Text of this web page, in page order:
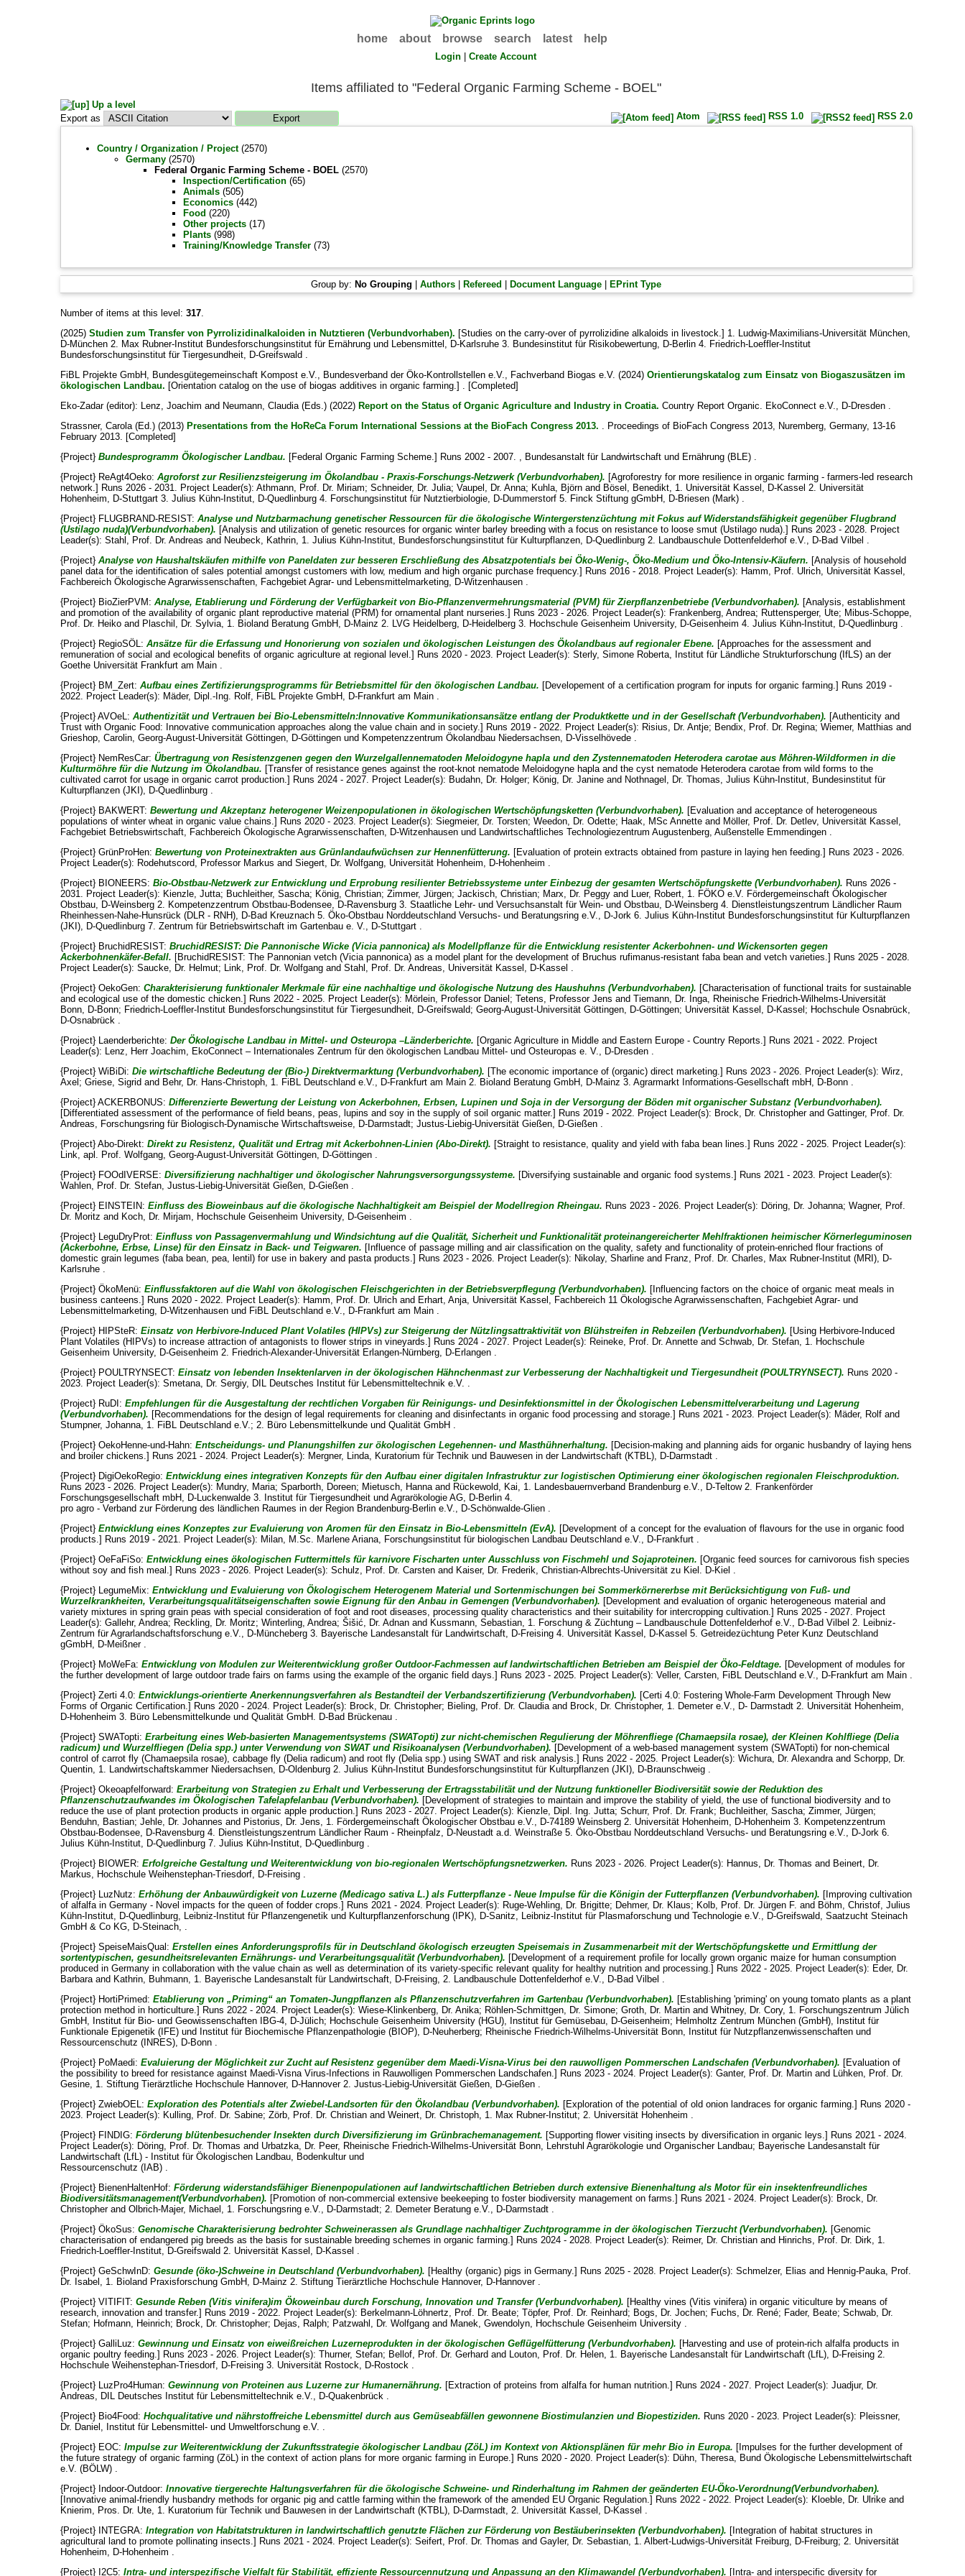
home about browse search latest help
Login |Create Account
Items affiliated to "Federal Organic Farming Scheme - BOEL"
Up a level
Export as
Atom RSS 1.0 RSS 2.0
Country / Organization / Project(2570)
Germany(2570)
Federal Organic Farming Scheme - BOEL(2570)
Inspection/Certification(65)
Animals(505)
Economics(442)
Food (220)
Other projects(17)
Plants(998)
Training/Knowledge Transfer(73)
Group by: No Grouping |Authors Refereed Document Language EPrint Type
Number of items at this level: 317.
(2025) Studien zum Transfer von Pyrrolizidinalkaloiden in Nutztieren (Verbundvorhaben). [Studies on the carry-over of pyrrolizidine alkaloids in livestock.] 1. Ludwig-Maximilians-Universität München,
D-München 2. Max Rubner-Institut Bundesforschungsinstitut für Ernährung und Lebensmittel, D-Karlsruhe 3. Bundesinstitut für Risikobewertung, D-Berlin 4. Friedrich-Loeffler-Institut
Bundesforschungsinstitut für Tiergesundheit, D-Greifswald .
FiBL Projekte GmbH, Bundesgütegemeinschaft Kompost e.V., Bundesverband der Öko-Kontrollstellen e.V., Fachverband Biogas e.V. (2024) Orientierungskatalog zum Einsatz von Biogaszusätzen im
ökologischen Landbau. [Orientation catalog on the use of biogas additives in organic farming.] . [Completed]
Eko-Zadar (editor): Lenz, Joachim and Neumann, Claudia(Eds.) (2022) Report on the Status of Organic Agriculture and Industry in Croatia. Country Report Organic. EkoConnect e.V., D-Dresden .
Strassner, Carola(Ed.) (2013) Presentations from the HoReCa Forum International Sessions at the BioFach Congress 2013. . Proceedings of BioFach Congress 2013, Nuremberg, Germany, 13-16
February 2013. [Completed]
{Project} Bundesprogramm Ökologischer Landbau. [Federal Organic Farming Scheme.] Runs 2002 - 2007. , Bundesanstalt für Landwirtschaft und Ernährung (BLE) .
{Project} ReAgt4Oeko: Agroforst zur Resilienzsteigerung im Ökolandbau - Praxis-Forschungs-Netzwerk (Verbundvorhaben). [Agroforestry for more resilience in organic farming - farmers-led research
network.] Runs 2026 - 2031. Project Leader(s): Athmann, Prof. Dr. Miriam; Schneider, Dr. Julia; Vaupel, Dr. Anna; Kuhla, Björnand Bösel, Benedikt, 1. Universität Kassel, D-Kassel 2. Universität
Hohenheim, D-Stuttgart 3. Julius Kühn-Institut, D-Quedlinburg 4. Forschungsinstitut für Nutztierbiologie, D-Dummerstorf 5. Finck Stiftung gGmbH, D-Briesen (Mark) .
{Project} FLUGBRAND-RESIST: Analyse und Nutzbarmachung genetischer Ressourcen für die ökologische Wintergerstenzüchtung mit Fokus auf Widerstandsfähigkeit gegenüber Flugbrand
(Ustilago nuda)(Verbundvorhaben). [Analysis and utilization of genetic resources for organic winter barley breeding with a focus on resistance to loose smut (Ustilago nuda).] Runs 2023 - 2028. Project
Leader(s): Stahl, Prof. Dr. Andreas and Neubeck, Kathrin, 1. Julius Kühn-Institut, Bundesforschungsinstitut für Kulturpflanzen, D-Quedlinburg 2. Landbauschule Dottenfelderhof e.V., D-Bad Vilbel .
{Project} Analyse von Haushaltskäufen mithilfe von Paneldaten zur besseren Erschließung des Absatzpotentials bei Öko-Wenig-, Öko-Medium und Öko-Intensiv-Käufern. [Analysis of household
panel data for the identification of sales potential amongst customers with low, medium and high organic purchase frequency.] Runs 2016 - 2018. Project Leader(s): Hamm, Prof. Ulrich, Universität Kassel,
Fachbereich Ökologische Agrarwissenschaften, Fachgebiet Agrar- und Lebensmittelmarketing, D-Witzenhausen .
{Project} BioZierPVM: Analyse, Etablierung und Förderung der Verfügbarkeit von Bio-Pflanzenvermehrungsmaterial (PVM) für Zierpflanzenbetriebe (Verbundvorhaben). [Analysis, establishment
and promotion of the availability of organic plant reproductive material (PRM) for ornamental plant nurseries.] Runs 2023 - 2026. Project Leader(s): Frankenberg, Andrea; Ruttensperger, Ute; Mibus-Schoppe,
Prof. Dr. Heikoand Plaschil, Dr. Sylvia, 1. Bioland Beratung GmbH, D-Mainz 2. LVG Heidelberg, D-Heidelberg 3. Hochschule Geisenheim University, D-Geisenheim 4. Julius Kühn-Institut, D-Quedlinburg .
{Project} RegioSÖL: Ansätze für die Erfassung und Honorierung von sozialen und ökologischen Leistungen des Ökolandbaus auf regionaler Ebene. [Approaches for the assessment and
remuneration of social and ecological benefits of organic agriculture at regional level.] Runs 2020 - 2023. Project Leader(s): Sterly, Simone Roberta, Institut für Ländliche Strukturforschung (IfLS) an der
Goethe Universität Frankfurt am Main .
{Project} BM_Zert: Aufbau eines Zertifizierungsprogramms für Betriebsmittel für den ökologischen Landbau. [Developement of a certification program for inputs for organic farming.] Runs 2019 -
2022. Project Leader(s): Mäder, Dipl.-Ing. Rolf, FiBL Projekte GmbH, D-Frankfurt am Main .
{Project} AVOeL: Authentizität und Vertrauen bei Bio-Lebensmitteln:Innovative Kommunikationsansätze entlang der Produktkette und in der Gesellschaft (Verbundvorhaben). [Authenticity and
Trust with Organic Food: Innovative communication approaches along the value chain and in society.] Runs 2019 - 2022. Project Leader(s): Risius, Dr. Antje; Bendix, Prof. Dr. Regina; Wiemer, Matthias and
Grieshop, Carolin, Georg-August-Universität Göttingen, D-Göttingen und Kompetenzzentrum Ökolandbau Niedersachsen, D-Visselhövede .
{Project} NemResCar: Übertragung von Resistenzgenen gegen den Wurzelgallennematoden Meloidogyne hapla und den Zystennematoden Heterodera carotae aus Möhren-Wildformen in die
Kulturmöhre für die Nutzung im Ökolandbau. [Transfer of resistance genes against the root-knot nematode Meloidogyne hapla and the cyst nematode Heterodera carotae from wild forms to the
cultivated carrot for usage in organic carrot production.] Runs 2024 - 2027. Project Leader(s): Budahn, Dr. Holger; König, Dr. Janineand Nothnagel, Dr. Thomas, Julius Kühn-Institut, Bundesinstitut für
Kulturpflanzen (JKI), D-Quedlinburg .
{Project} BAKWERT: Bewertung und Akzeptanz heterogener Weizenpopulationen in ökologischen Wertschöpfungsketten (Verbundvorhaben). [Evaluation and acceptance of heterogeneous
populations of winter wheat in organic value chains.] Runs 2020 - 2023. Project Leader(s): Siegmeier, Dr. Torsten; Weedon, Dr. Odette; Haak, MSc Annetteand Möller, Prof. Dr. Detlev, Universität Kassel,
Fachgebiet Betriebswirtschaft, Fachbereich Ökologische Agrarwissenschaften, D-Witzenhausen und Landwirtschaftliches Technologiezentrum Augustenberg, Außenstelle Emmendingen .
{Project} GrünProHen: Bewertung von Proteinextrakten aus Grünlandaufwüchsen zur Hennenfütterung. [Evaluation of protein extracts obtained from pasture in laying hen feeding.] Runs 2023 - 2026.
Project Leader(s): Rodehutscord, Professor Markus and Siegert, Dr. Wolfgang, Universität Hohenheim, D-Hohenheim .
{Project} BIONEERS: Bio-Obstbau-Netzwerk zur Entwicklung und Erprobung resilienter Betriebssysteme unter Einbezug der gesamten Wertschöpfungskette (Verbundvorhaben). Runs 2026 -
2031. Project Leader(s): Kienzle, Jutta; Buchleither, Sascha; König, Christian; Zimmer, Jürgen; Jackisch, Christian; Marx, Dr. Peggyand Luer, Robert, 1. FÖKO e.V. Fördergemeinschaft Ökologischer
Obstbau, D-Weinsberg 2. Kompetenzzentrum Obstbau-Bodensee, D-Ravensburg 3. Staatliche Lehr- und Versuchsanstalt für Wein- und Obstbau, D-Weinsberg 4. Dienstleistungszentrum Ländlicher Raum
Rheinhessen-Nahe-Hunsrück (DLR - RNH), D-Bad Kreuznach 5. Öko-Obstbau Norddeutschland Versuchs- und Beratungsring e.V., D-Jork 6. Julius Kühn-Institut Bundesforschungsinstitut für Kulturpflanzen
(JKI), D-Quedlinburg 7. Zentrum für Betriebswirtschaft im Gartenbau e. V., D-Stuttgart .
{Project} BruchidRESIST: BruchidRESIST: Die Pannonische Wicke (Vicia pannonica) als Modellpflanze für die Entwicklung resistenter Ackerbohnen- und Wickensorten gegen
Ackerbohnenkäfer-Befall. [BruchidRESIST: The Pannonian vetch (Vicia pannonica) as a model plant for the development of Bruchus rufimanus-resistant faba bean and vetch varieties.] Runs 2025 - 2028.
Project Leader(s): Saucke, Dr. Helmut; Link, Prof. Dr. Wolfgangand Stahl, Prof. Dr. Andreas, Universität Kassel, D-Kassel .
{Project} OekoGen: Charakterisierung funktionaler Merkmale für eine nachhaltige und ökologische Nutzung des Haushuhns (Verbundvorhaben). [Characterisation of functional traits for sustainable
and ecological use of the domestic chicken.] Runs 2022 - 2025. Project Leader(s): Mörlein, Professor Daniel ; Tetens, Professor Jens and Tiemann, Dr. Inga, Rheinische Friedrich-Wilhelms-Universität
Bonn, D-Bonn; Friedrich-Loeffler-Institut Bundesforschungsinstitut für Tiergesundheit, D-Greifswald; Georg-August-Universität Göttingen, D-Göttingen; Universität Kassel, D-Kassel; Hochschule Osnabrück,
D-Osnabrück .
{Project} Laenderberichte: Der Ökologische Landbau in Mittel- und Osteuropa –Länderberichte. [Organic Agriculture in Middle and Eastern Europe - Country Reports.] Runs 2021 - 2022. Project
Leader(s): Lenz, Herr Joachim, EkoConnect – Internationales Zentrum für den ökologischen Landbau Mittel- und Osteuropas e. V., D-Dresden .
{Project} WiBiDi: Die wirtschaftliche Bedeutung der (Bio-) Direktvermarktung (Verbundvorhaben). [The economic importance of (organic) direct marketing.] Runs 2023 - 2026. Project Leader(s): Wirz,
Axel ; Griese, Sigrid and Behr, Dr. Hans-Christoph, 1. FiBL Deutschland e.V., D-Frankfurt am Main 2. Bioland Beratung GmbH, D-Mainz 3. Agrarmarkt Informations-Gesellschaft mbH, D-Bonn .
{Project} ACKERBONUS: Differenzierte Bewertung der Leistung von Ackerbohnen, Erbsen, Lupinen und Soja in der Versorgung der Böden mit organischer Substanz (Verbundvorhaben).
[Differentiated assessment of the performance of field beans, peas, lupins and soy in the supply of soil organic matter.] Runs 2019 - 2022. Project Leader(s): Brock, Dr. Christopherand Gattinger, Prof. Dr.
Andreas, Forschungsring für Biologisch-Dynamische Wirtschaftsweise, D-Darmstadt; Justus-Liebig-Universität Gießen, D-Gießen .
{Project} Abo-Direkt: Direkt zu Resistenz, Qualität und Ertrag mit Ackerbohnen-Linien (Abo-Direkt). [Straight to resistance, quality and yield with faba bean lines.] Runs 2022 - 2025. Project Leader(s):
Link, apl. Prof. Wolfgang, Georg-August-Universität Göttingen, D-Göttingen .
{Project} FOOdIVERSE: Diversifizierung nachhaltiger und ökologischer Nahrungsversorgungssysteme. [Diversifying sustainable and organic food systems.] Runs 2021 - 2023. Project Leader(s):
Wahlen, Prof. Dr. Stefan, Justus-Liebig-Universität Gießen, D-Gießen .
{Project} EINSTEIN: Einfluss des Bioweinbaus auf die ökologische Nachhaltigkeit am Beispiel der Modellregion Rheingau. Runs 2023 - 2026. Project Leader(s): Döring, Dr. Johanna; Wagner, Prof.
Dr. Moritz and Koch, Dr. Mirjam, Hochschule Geisenheim University, D-Geisenheim .
{Project} LeguDryProt: Einfluss von Passagenvermahlung und Windsichtung auf die Qualität, Sicherheit und Funktionalität proteinangereicherter Mehlfraktionen heimischer Körnerleguminosen
(Ackerbohne, Erbse, Linse) für den Einsatz in Back- und Teigwaren. [Influence of passage milling and air classification on the quality, safety and functionality of protein-enriched flour fractions of
domestic grain legumes (faba bean, pea, lentil) for use in bakery and pasta products.] Runs 2023 - 2026. Project Leader(s): Nikolay, Sharlineand Franz, Prof. Dr. Charles, Max Rubner-Institut (MRI), D-
Karlsruhe .
{Project} ÖkoMenü: Einflussfaktoren auf die Wahl von ökologischen Fleischgerichten in der Betriebsverpflegung (Verbundvorhaben). [Influencing factors on the choice of organic meat meals in
business canteens.] Runs 2020 - 2022. Project Leader(s): Hamm, Prof. Dr. Ulrichand Erhart, Anja, Universität Kassel, Fachbereich 11 Ökologische Agrarwissenschaften, Fachgebiet Agrar- und
Lebensmittelmarketing, D-Witzenhausen und FiBL Deutschland e.V., D-Frankfurt am Main .
{Project} HIPSteR: Einsatz von Herbivore-Induced Plant Volatiles (HIPVs) zur Steigerung der Nützlingsattraktivität von Blühstreifen in Rebzeilen (Verbundvorhaben). [Using Herbivore-Induced
Plant Volatiles (HIPVs) to increase attraction of antagonists to flower strips in vineyards.] Runs 2024 - 2027. Project Leader(s): Reineke, Prof. Dr. Annetteand Schwab, Dr. Stefan, 1. Hochschule
Geisenheim University, D-Geisenheim 2. Friedrich-Alexander-Universität Erlangen-Nürnberg, D-Erlangen .
{Project} POULTRYNSECT: Einsatz von lebenden Insektenlarven in der ökologischen Hähnchenmast zur Verbesserung der Nachhaltigkeit und Tiergesundheit (POULTRYNSECT). Runs 2020 -
2023. Project Leader(s): Smetana, Dr. Sergiy, DIL Deutsches Institut für Lebensmitteltechnik e.V. .
{Project} RuDI: Empfehlungen für die Ausgestaltung der rechtlichen Vorgaben für Reinigungs- und Desinfektionsmittel in der Ökologischen Lebensmittelverarbeitung und Lagerung
(Verbundvorhaben). [Recommendations for the design of legal requirements for cleaning and disinfectants in organic food processing and storage.] Runs 2021 - 2023. Project Leader(s): Mäder, Rolfand
Stumpner, Johanna, 1. FiBL Deutschland e.V.; 2. Büro Lebensmittelkunde und Qualität GmbH .
{Project} OekoHenne-und-Hahn: Entscheidungs- und Planungshilfen zur ökologischen Legehennen- und Masthühnerhaltung. [Decision-making and planning aids for organic husbandry of laying hens
and broiler chickens.] Runs 2021 - 2024. Project Leader(s): Mergner, Linda, Kuratorium für Technik und Bauwesen in der Landwirtschaft (KTBL), D-Darmstadt .
{Project} DigiOekoRegio: Entwicklung eines integrativen Konzepts für den Aufbau einer digitalen Infrastruktur zur logistischen Optimierung einer ökologischen regionalen Fleischproduktion.
Runs 2023 - 2026. Project Leader(s): Mundry, Maria; Sparborth, Doreen; Mietusch, Hannaand Rückewold, Kai, 1. Landesbauernverband Brandenburg e.V., D-Teltow 2. Frankenförder
Forschungsgesellschaft mbH, D-Luckenwalde 3. Institut für Tiergesundheit und Agrarökologie AG, D-Berlin 4.
pro agro - Verband zur Förderung des ländlichen Raumes in der Region Brandenburg-Berlin e.V., D-Schönwalde-Glien .
{Project} Entwicklung eines Konzeptes zur Evaluierung von Aromen für den Einsatz in Bio-Lebensmitteln (EvA). [Development of a concept for the evaluation of flavours for the use in organic food
products.] Runs 2019 - 2021. Project Leader(s): Milan, M.Sc. Marlene Ariana, Forschungsinstitut für biologischen Landbau Deutschland e.V., D-Frankfurt .
{Project} OeFaFiSo: Entwicklung eines ökologischen Futtermittels für karnivore Fischarten unter Ausschluss von Fischmehl und Sojaproteinen. [Organic feed sources for carnivorous fish species
without soy and fish meal.] Runs 2023 - 2026. Project Leader(s): Schulz, Prof. Dr. Carstenand Kaiser, Dr. Frederik, Christian-Albrechts-Universität zu Kiel. D-Kiel .
{Project} LegumeMix: Entwicklung und Evaluierung von Ökologischem Heterogenem Material und Sortenmischungen bei Sommerkörnererbse mit Berücksichtigung von Fuß- und
Wurzelkrankheiten, Verarbeitungsqualitätseigenschaften sowie Eignung für den Anbau in Gemengen (Verbundvorhaben). [Development and evaluation of organic heterogeneous material and
variety mixtures in spring grain peas with special consideration of foot and root diseases, processing quality characteristics and their suitability for intercropping cultivation.] Runs 2025 - 2027. Project
Leader(s): Gallehr, Andrea; Reckling, Dr. Moritz; Winterling, Andrea; Šišić, Dr. Adnanand Kussmann, Sebastian, 1. Forschung & Züchtung – Landbauschule Dottenfelderhof e.V., D-Bad Vilbel 2. Leibniz-
Zentrum für Agrarlandschaftsforschung e.V., D-Müncheberg 3. Bayerische Landesanstalt für Landwirtschaft, D-Freising 4. Universität Kassel, D-Kassel 5. Getreidezüchtung Peter Kunz Deutschland
gGmbH, D-Meißner .
{Project} MoWeFa: Entwicklung von Modulen zur Weiterentwicklung großer Outdoor-Fachmessen auf landwirtschaftlichen Betrieben am Beispiel der Öko-Feldtage. [Development of modules for
the further development of large outdoor trade fairs on farms using the example of the organic field days.] Runs 2023 - 2025. Project Leader(s): Veller, Carsten, FiBL Deutschland e.V., D-Frankfurt am Main .
{Project} Zerti 4.0: Entwicklungs-orientierte Anerkennungsverfahren als Bestandteil der Verbandszertifizierung (Verbundvorhaben). [Certi 4.0: Fostering Whole-Farm Development Through New
Forms of Organic Certification.] Runs 2020 - 2024. Project Leader(s): Brock, Dr. Christopher; Bieling, Prof. Dr. Claudiaand Brock, Dr. Christopher, 1. Demeter e.V., D- Darmstadt 2. Universität Hohenheim,
D-Hohenheim 3. Büro Lebensmittelkunde und Qualität GmbH. D-Bad Brückenau .
{Project} SWATopti: Erarbeitung eines Web-basierten Managementsystems (SWATopti) zur nicht-chemischen Regulierung der Möhrenfliege (Chamaepsila rosae), der Kleinen Kohlfliege (Delia
radicum) und Wurzelfliegen (Delia spp.) unter Verwendung von SWAT und Risikoanalysen (Verbundvorhaben). [Development of a web-based management system (SWATopti) for non-chemical
control of carrot fly (Chamaepsila rosae), cabbage fly (Delia radicum) and root fly (Delia spp.) using SWAT and risk analysis.] Runs 2022 - 2025. Project Leader(s): Wichura, Dr. Alexandraand Schorpp, Dr.
Quentin, 1. Landwirtschaftskammer Niedersachsen, D-Oldenburg 2. Julius Kühn-Institut Bundesforschungsinstitut für Kulturpflanzen (JKI), D-Braunschweig .
{Project} Okeoapfelforward: Erarbeitung von Strategien zu Erhalt und Verbesserung der Ertragsstabilität und der Nutzung funktioneller Biodiversität sowie der Reduktion des
Pflanzenschutzaufwandes im Ökologischen Tafelapfelanbau (Verbundvorhaben). [Development of strategies to maintain and improve the stability of yield, the use of functional biodiversity and to
reduce the use of plant protection products in organic apple production.] Runs 2023 - 2027. Project Leader(s): Kienzle, Dipl. Ing. Jutta; Schurr, Prof. Dr. Frank; Buchleither, Sascha; Zimmer, Jürgen;
Benduhn, Bastian; Jehle, Dr. Johannes and Pistorius, Dr. Jens, 1. Fördergemeinschaft Ökologischer Obstbau e.V., D-74189 Weinsberg 2. Universität Hohenheim, D-Hohenheim 3. Kompetenzzentrum
Obstbau-Bodensee, D-Ravensburg 4. Dienstleistungszentrum Ländlicher Raum - Rheinpfalz, D-Neustadt a.d. Weinstraße 5. Öko-Obstbau Norddeutschland Versuchs- und Beratungsring e.V., D-Jork 6.
Julius Kühn-Institut, D-Quedlinburg 7. Julius Kühn-Institut, D-Quedlinburg .
{Project} BIOWER: Erfolgreiche Gestaltung und Weiterentwicklung von bio-regionalen Wertschöpfungsnetzwerken. Runs 2023 - 2026. Project Leader(s): Hannus, Dr. Thomas and Beinert, Dr.
Markus, Hochschule Weihenstephan-Triesdorf, D-Freising .
{Project} LuzNutz: Erhöhung der Anbauwürdigkeit von Luzerne (Medicago sativa L.) als Futterpflanze - Neue Impulse für die Königin der Futterpflanzen (Verbundvorhaben). [Improving cultivation
of alfalfa in Germany - Novel impacts for the queen of fodder crops.] Runs 2021 - 2024. Project Leader(s): Ruge-Wehling, Dr. Brigitte; Dehmer, Dr. Klaus; Kolb, Prof. Dr. Jürgen F. and Böhm, Christof, Julius
Kühn-Institut, D-Quedlinburg, Leibniz-Institut für Pflanzengenetik und Kulturpflanzenforschung (IPK), D-Sanitz, Leibniz-Institut für Plasmaforschung und Technologie e.V., D-Greifswald, Saatzucht Steinach
GmbH & Co KG, D-Steinach, .
{Project} SpeiseMaisQual: Erstellen eines Anforderungsprofils für in Deutschland ökologisch erzeugten Speisemais in Zusammenarbeit mit der Wertschöpfungskette und Ermittlung der
sortentypischen, gesundheitsrelevanten Ernährungs- und Verarbeitungsqualität (Verbundvorhaben). [Development of a requirement profile for locally grown organic maize for human consumption
produced in Germany in collaboration with the value chain as well as determination of its variety-specific relevant quality for healthy nutrition and processing.] Runs 2022 - 2025. Project Leader(s): Eder, Dr.
Barbaraand Kathrin, Buhmann, 1. Bayerische Landesanstalt für Landwirtschaft, D-Freising, 2. Landbauschule Dottenfelderhof e.V., D-Bad Vilbel .
{Project} HortiPrimed: Etablierung von „Priming“ an Tomaten-Jungpflanzen als Pflanzenschutzverfahren im Gartenbau (Verbundvorhaben). [Establishing 'priming' on young tomato plants as a plant
protection method in horticulture.] Runs 2022 - 2024. Project Leader(s): Wiese-Klinkenberg, Dr. Anika; Röhlen-Schmittgen, Dr. Simone; Groth, Dr. Martinand Whitney, Dr. Cory, 1. Forschungszentrum Jülich
GmbH, Institut für Bio- und Geowissenschaften IBG-4, D-Jülich; Hochschule Geisenheim University (HGU), Institut für Gemüsebau, D-Geisenheim; Helmholtz Zentrum München (GmbH), Institut für
Funktionale Epigenetik (IFE) und Institut für Biochemische Pflanzenpathologie (BIOP), D-Neuherberg; Rheinische Friedrich-Wilhelms-Universität Bonn, Institut für Nutzpflanzenwissenschaften und
Ressourcenschutz (INRES), D-Bonn .
{Project} PoMaedi: Evaluierung der Möglichkeit zur Zucht auf Resistenz gegenüber dem Maedi-Visna-Virus bei den rauwolligen Pommerschen Landschafen (Verbundvorhaben). [Evaluation of
the possibility to breed for resistance against Maedi-Visna Virus-Infections in Rauwolligen Pommerschen Landschafen.] Runs 2023 - 2024. Project Leader(s): Ganter, Prof. Dr. Martinand Lühken, Prof. Dr.
Gesine, 1. Stiftung Tierärztliche Hochschule Hannover, D-Hannover 2. Justus-Liebig-Universität Gießen, D-Gießen .
{Project} ZwiebOEL: Exploration des Potentials alter Zwiebel-Landsorten für den Ökolandbau (Verbundvorhaben). [Exploration of the potential of old onion landraces for organic farming.] Runs 2020 -
2023. Project Leader(s): Kulling, Prof. Dr. Sabine; Zörb, Prof. Dr. Christianand Weinert, Dr. Christoph, 1. Max Rubner-Institut; 2. Universität Hohenheim .
{Project} FINDIG: Förderung blütenbesuchender Insekten durch Diversifizierung im Grünbrachemanagement. [Supporting flower visiting insects by diversification in organic leys.] Runs 2021 - 2024.
Project Leader(s): Döring, Prof. Dr. Thomas and Urbatzka, Dr. Peer, Rheinische Friedrich-Wilhelms-Universität Bonn, Lehrstuhl Agrarökologie und Organischer Landbau; Bayerische Landesanstalt für
Landwirtschaft (LfL) - Institut für Ökologischen Landbau, Bodenkultur und
Ressourcenschutz (IAB) .
{Project} BienenHaltenHof: Förderung widerstandsfähiger Bienenpopulationen auf landwirtschaftlichen Betrieben durch extensive Bienenhaltung als Motor für ein insektenfreundliches
Biodiversitätsmanagement(Verbundvorhaben). [Promotion of non-commercial extensive beekeeping to foster biodiversity management on farms.] Runs 2021 - 2024. Project Leader(s): Brock, Dr.
Christopherand Olbrich-Majer, Michael , 1. Forschungsring e.V., D-Darmstadt; 2. Demeter Beratung e.V., D-Darmstadt .
{Project} ÖkoSus: Genomische Charakterisierung bedrohter Schweinerassen als Grundlage nachhaltiger Zuchtprogramme in der ökologischen Tierzucht (Verbundvorhaben). [Genomic
characterisation of endangered pig breeds as the basis for sustainable breeding schemes in organic farming.] Runs 2024 - 2028. Project Leader(s): Reimer, Dr. Christianand Hinrichs, Prof. Dr. Dirk, 1.
Friedrich-Loeffler-Institut, D-Greifswald 2. Universität Kassel, D-Kassel .
{Project} GeSchwInD: Gesunde (öko-)Schweine in Deutschland (Verbundvorhaben). [Healthy (organic) pigs in Germany.] Runs 2025 - 2028. Project Leader(s): Schmelzer, Elias and Hennig-Pauka, Prof.
Dr. Isabel , 1. Bioland Praxisforschung GmbH, D-Mainz 2. Stiftung Tierärztliche Hochschule Hannover, D-Hannover .
{Project} VITIFIT: Gesunde Reben (Vitis vinifera)im Ökoweinbau durch Forschung, Innovation und Transfer (Verbundvorhaben). [Healthy vines (Vitis vinifera) in organic viticulture by means of
research, innovation and transfer.] Runs 2019 - 2022. Project Leader(s): Berkelmann-Löhnertz, Prof. Dr. Beate; Töpfer, Prof. Dr. Reinhard; Bogs, Dr. Jochen; Fuchs, Dr. René; Fader, Beate; Schwab, Dr.
Stefan; Hofmann, Heinrich; Brock, Dr. Christopher; Dejas, Ralph; Patzwahl, Dr. Wolfgangand Manek, Gwendolyn, Hochschule Geisenheim University .
{Project} GalliLuz: Gewinnung und Einsatz von eiweißreichen Luzerneprodukten in der ökologischen Geflügelfütterung (Verbundvorhaben). [Harvesting and use of protein-rich alfalfa products in
organic poultry feeding.] Runs 2023 - 2026. Project Leader(s): Thurner, Stefan; Bellof, Prof. Dr. Gerhard and Louton, Prof. Dr. Helen, 1. Bayerische Landesanstalt für Landwirtschaft (LfL), D-Freising 2.
Hochschule Weihenstephan-Triesdorf, D-Freising 3. Universität Rostock, D-Rostock .
{Project} LuzPro4Human: Gewinnung von Proteinen aus Luzerne zur Humanernährung. [Extraction of proteins from alfalfa for human nutrition.] Runs 2024 - 2027. Project Leader(s): Juadjur, Dr.
Andreas, DIL Deutsches Institut für Lebensmitteltechnik e.V., D-Quakenbrück .
{Project} Bio4Food: Hochqualitative und nährstoffreiche Lebensmittel durch aus Gemüseabfällen gewonnene Biostimulanzien und Biopestiziden. Runs 2020 - 2023. Project Leader(s): Pleissner,
Dr. Daniel , Institut für Lebensmittel- und Umweltforschung e.V. .
{Project} EOC: Impulse zur Weiterentwicklung der Zukunftsstrategie ökologischer Landbau (ZöL) im Kontext von Aktionsplänen für mehr Bio in Europa. [Impulses for the further development of
the future strategy of organic farming (ZöL) in the context of action plans for more organic farming in Europe.] Runs 2020 - 2020. Project Leader(s): Dühn, Theresa, Bund Ökologische Lebensmittelwirtschaft
e.V. (BÖLW) .
{Project} Indoor-Outdoor: Innovative tiergerechte Haltungsverfahren für die ökologische Schweine- und Rinderhaltung im Rahmen der geänderten EU-Öko-Verordnung(Verbundvorhaben).
[Innovative animal-friendly husbandry methods for organic pig and cattle farming within the framework of the amended EU Organic Regulation.] Runs 2022 - 2022. Project Leader(s): Kloeble, Dr. Ulrikeand
Knierim, Pros. Dr. Ute, 1. Kuratorium für Technik und Bauwesen in der Landwirtschaft (KTBL), D-Darmstadt, 2. Universität Kassel, D-Kassel .
{Project} INTEGRA: Integration von Habitatstrukturen in landwirtschaftlich genutzte Flächen zur Förderung von Bestäuberinsekten (Verbundvorhaben). [Integration of habitat structures in
agricultural land to promote pollinating insects.] Runs 2021 - 2024. Project Leader(s): Seifert, Prof. Dr. Thomas and Gayler, Dr. Sebastian, 1. Albert-Ludwigs-Universität Freiburg, D-Freiburg; 2. Universität
Hohenheim, D-Hohenheim .
{Project} I2C5: Intra- und interspezifische Vielfalt für Stabilität, effiziente Ressourcennutzung und Anpassung an den Klimawandel (Verbundvorhaben). [Intra- and interspecific diversity for